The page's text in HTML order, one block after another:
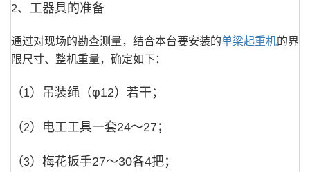
2、工器具的准备
通过对现场的勘查测量，结合本台要安装的单梁起重机的界
限尺寸、整机重量，确定如下：
（1）吊装绳（φ12）若干；
（2）电工工具一套24～27 ；
（3）梅花扳手27～30各4把；